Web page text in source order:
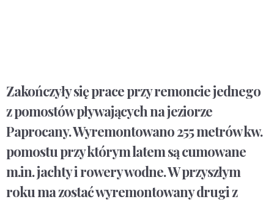
Zakończyły się prace przy remoncie jednego
z pomostów pływających na jeziorze
Paprocany. Wyremontowano 255 metrów kw.
pomostu przy którym latem są cumowane
m.in. jachty i rowery wodne. W przyszłym
roku ma zostać wyremontowany drugi z